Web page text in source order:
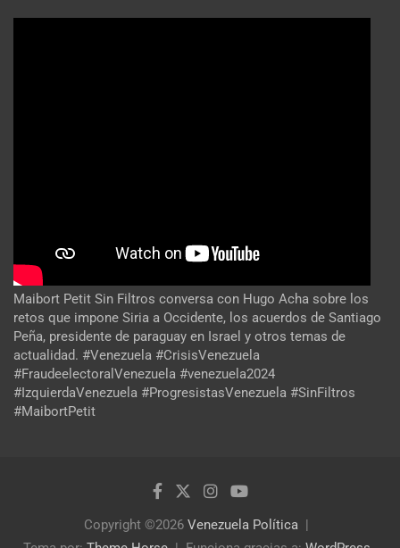
Maibort Petit Sin Filtros conversa con Hugo Acha sobre los
retos que impone Siria a Occidente, los acuerdos de Santiago
Peña, presidente de paraguay en Israel y otros temas de
actualidad. #Venezuela #CrisisVenezuela
#FraudeelectoralVenezuela #venezuela2024
#IzquierdaVenezuela #ProgresistasVenezuela #SinFiltros
#MaibortPetit
Copyright ©2026 Venezuela Política